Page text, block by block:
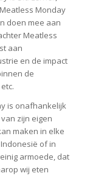
Monday
doen mee aan
Meatless
aan
en de impact
de
is onafhankelijk
zijn eigen
maken in elke
of in
armoede, dat
wij eten